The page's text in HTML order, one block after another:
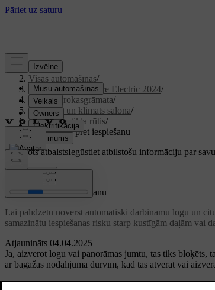
Atbalsts
Visas automašīnas/
XC40 Recharge Pure Electric 2024/
Lietotāja rokasgrāmata/
Komforts un klimats salonā/
Logi un stikla rūtis/
Aizsardzība pret iespiešanu
Pielāgots atbalstsIegūstiet atbilstošu informāciju par
Pierakstīties
Atjaunināts 04.04.2025
Aizsardzība pret iespiešanu
Lai palīdzētu novērst automātiski darbināmu logu un
samazinātu iespiešanas risku starp kustīgām daļām vai
Ja, aizverot logu vai panorāmas jumtu, tas tiks bloķēts,
ar bagāžas nodalījuma durvīm, kad tās atverat vai